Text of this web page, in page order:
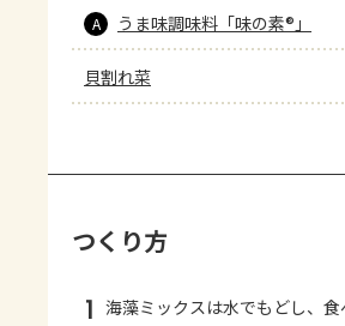
A うま味調味料「味の素®」
貝割れ菜
つくり方
1 海藻ミックスは水でもどし、